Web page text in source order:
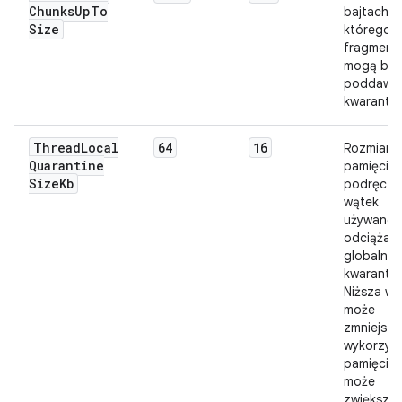
ChunksUpTo
Size
bajtach),
którego
mogą być
ThreadLocal
Quarantine
SizeKb
64 16
Rozmiar
pamięci
wątek
używanej
globalnej
Niższa
może
pamięci,
może